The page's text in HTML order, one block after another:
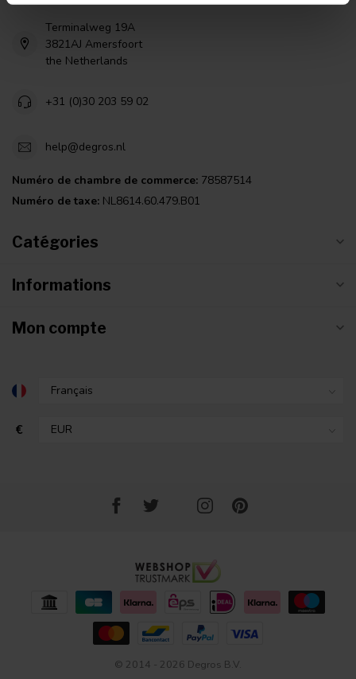
Terminalweg 19A
3821AJ Amersfoort
the Netherlands
+31 (0)30 203 59 02
help@degros.nl
Numéro de chambre de commerce: 78587514
Numéro de taxe: NL8614.60.479.B01
Catégories
Informations
Mon compte
€
© 2014 - 2026 Degros B.V.